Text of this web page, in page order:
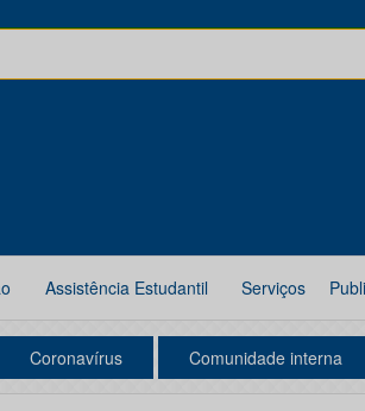
Assistência Estudantil Serviços
Coronavírus Comunidade interna